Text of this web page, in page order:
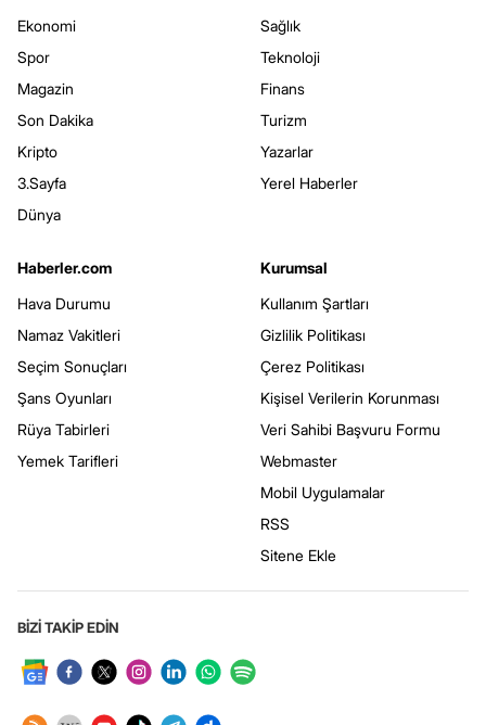
Ekonomi
Spor
Magazin
Son Dakika
Kripto
3.Sayfa
Dünya
Sağlık
Teknoloji
Finans
Turizm
Yazarlar
Yerel Haberler
Haberler.com
Hava Durumu
Namaz Vakitleri
Seçim Sonuçları
Şans Oyunları
Rüya Tabirleri
Yemek Tarifleri
Kurumsal
Kullanım Şartları
Gizlilik Politikası
Çerez Politikası
Kişisel Verilerin Korunması
Veri Sahibi Başvuru Formu
Webmaster
Mobil Uygulamalar
RSS
Sitene Ekle
BİZİ TAKİP EDİN